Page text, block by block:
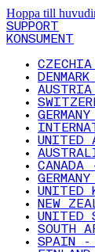
Hoppa till
SUPPORT
KONSUMENT
UNITED
CANADA
UNITED
NEW
UNITED
SOUTH
SPAIN -